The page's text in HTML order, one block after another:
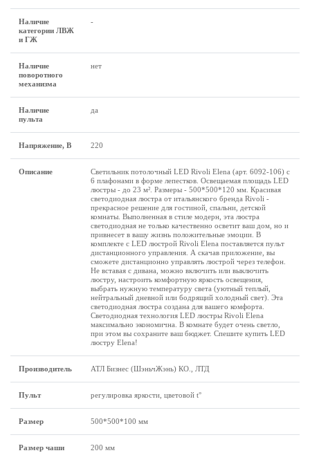
Наличие
категории ЛВЖ
и ГЖ
-
Наличие
поворотного
механизма
нет
Наличие
пульта
да
Напряжение, В 220
Описание
Светильник потолочный LED Rivoli Elena (арт. 6092-106) с
6 плафонами в форме лепестков. Освещаемая площадь LED
люстры - до 23 м². Размеры - 500*500*120 мм. Красивая
светодиодная люстра от итальянского бренда Rivoli -
прекрасное решение для гостиной, спальни, детской
комнаты. Выполненная в стиле модерн, эта люстра
светодиодная не только качественно осветит ваш дом, но и
привнесет в вашу жизнь положительные эмоции. В
комплекте с LED люстрой Rivoli Elena поставляется пульт
дистанционного управления. А скачав приложение, вы
сможете дистанционно управлять люстрой через телефон.
Не вставая с дивана, можно включить или выключить
люстру, настроить комфортную яркость освещения,
выбрать нужную температуру света (уютный теплый,
нейтральный дневной или бодрящий холодный свет). Эта
светодиодная люстра создана для вашего комфорта.
Светодиодная технология LED люстры Rivoli Elena
максимально экономична. В комнате будет очень светло,
при этом вы сохраните ваш бюджет. Спешите купить LED
люстру Elena!
Производитель АТЛ Бизнес (ШэньчЖэнь) КО., ЛТД
Пульт регулировка яркости, цветовой t°
Размеp 500*500*100 мм
Размер чаши
200 мм